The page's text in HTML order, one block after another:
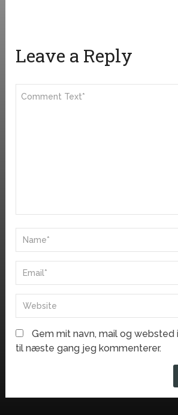
Leave a Reply
Gem mit navn, mail og websted
til næste gang jeg kommenterer.